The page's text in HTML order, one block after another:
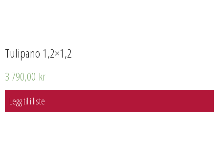
Tulipano 1,2×1,2
3 790,00 kr
Legg til i liste